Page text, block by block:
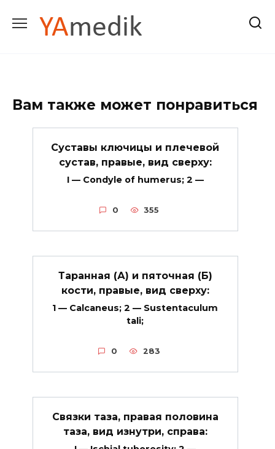
содержанию
Вам также может понравиться
Суставы ключицы и плечевой
сустав, правые, вид сверху:
I — Condyle of humerus; 2 —
0 355
Таранная (А) и пяточная (Б)
кости, правые, вид сверху:
1 — Calcaneus; 2 — Sustentaculum
tali;
0 283
Связки таза, правая половина
таза, вид изнутри, справа: